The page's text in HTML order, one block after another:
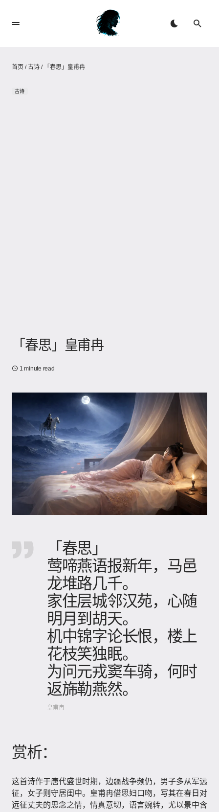
首页 /古诗 / 「春思」皇甫冉
古诗
「春思」皇甫冉
1 minute read
「春思」
莺啼燕语报新年，马邑
龙堆路几千。
家住层城邻汉苑，心随
明月到胡天。
机中锦字论长恨，楼上
花枝笑独眠。
为问元戎窦车骑，何时
返旆勒燕然。
皇甫冉
赏析：
这首诗作于唐代盛世时期，边疆战争频仍，男子多从军远
征，女子则守居闺中。皇甫冉借思妇口吻，写其在春日对
远征丈夫的思念之情，情真意切，语言婉转，尤以景中含